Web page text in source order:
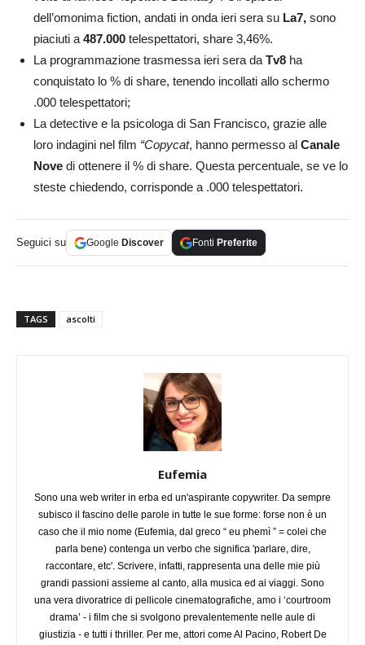
dell’omonima fiction, andati in onda ieri sera su La7, sono
piaciuti a487.000 telespettatori, share 3,46%.
La programmazione trasmessa ieri sera daTv8 ha
conquistato lo % di share, tenendo incollati allo schermo
.000 telespettatori;
La detective e la psicologa di San Francisco, grazie alle
loro indagini nel film “Copycat, hanno permesso al Canale
Nove di ottenere il % di share. Questa percentuale, se ve lo
steste chiedendo, corrisponde a .000 telespettatori.
Seguici su Google Discover Fonti Preferite
TAGS ascolti
Eufemia
Sono una web writer in erba ed un'aspirante copywriter. Da sempre
subisco il fascino delle parole in tutte le sue forme: forse non è un
caso che il mio nome (Eufemia, dal greco “ eu phemì ” = colei che
parla bene) contenga un verbo che significa 'parlare, dire,
raccontare, etc'. Scrivere, infatti, rappresenta una delle mie più
grandi passioni assieme al canto, alla musica ed ai viaggi. Sono
una vera divoratrice di pellicole cinematografiche, amo i ‘courtroom
drama’ - i film che si svolgono prevalentemente nelle aule di
giustizia - e tutti i thriller. Per me, attori come Al Pacino, Robert De